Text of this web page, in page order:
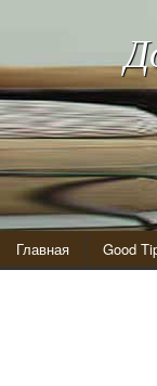
Главная Good